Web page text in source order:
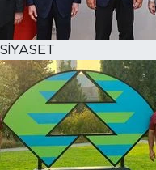
SİYASET